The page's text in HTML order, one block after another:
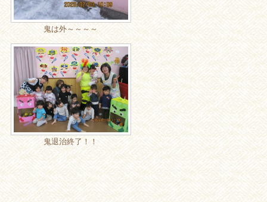
鬼は外～～～～
鬼退治終了！！